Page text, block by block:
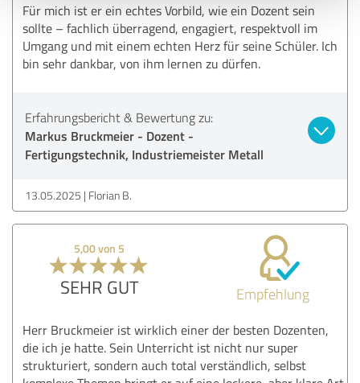
Für mich ist er ein echtes Vorbild, wie ein Dozent sein
sollte – fachlich überragend, engagiert, respektvoll im
Umgang und mit einem echten Herz für seine Schüler. Ich
bin sehr dankbar, von ihm lernen zu dürfen.
Erfahrungsbericht & Bewertung zu:
Markus Bruckmeier - Dozent -
Fertigungstechnik, Industriemeister Metall
13.05.2025 Florian B.
5,00 von 5
SEHR GUT Empfehlung
Herr Bruckmeier ist wirklich einer der besten Dozenten,
die ich je hatte. Sein Unterricht ist nicht nur super
strukturiert, sondern auch total verständlich, selbst